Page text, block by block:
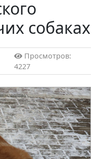
собаках
Просмотров:
4227